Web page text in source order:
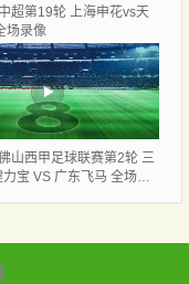
超第19轮 上海申花vs天
场录像
山西甲足球联赛第2轮 三
宝 VS 广东飞马 全场录